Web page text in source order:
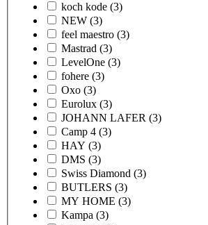
koch kode (3)
NEW (3)
feel maestro (3)
Mastrad (3)
LevelOne (3)
fohere (3)
Oxo (3)
Eurolux (3)
JOHANN LAFER (3)
Camp 4 (3)
HAY (3)
DMS (3)
Swiss Diamond (3)
BUTLERS (3)
MY HOME (3)
Kampa (3)